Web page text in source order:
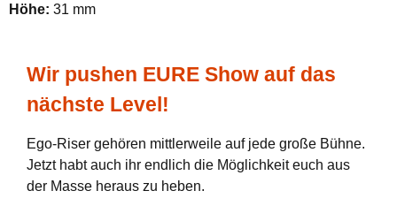
Höhe: 31 mm
Wir pushen EURE Show auf das
nächste Level!
Ego-Riser gehören mittlerweile auf jede große Bühne.
Jetzt habt auch ihr endlich die Möglichkeit euch aus
der Masse heraus zu heben.